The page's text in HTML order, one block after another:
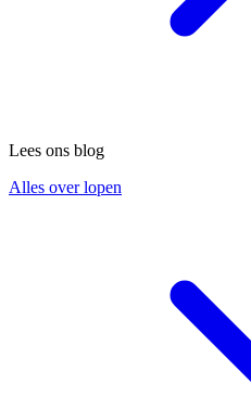
Lees ons blog
Alles over lopen